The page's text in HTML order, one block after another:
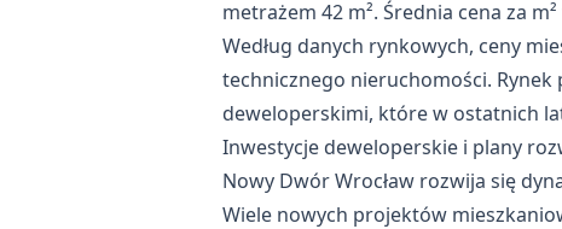
metrażem 42 m². Średnia cena za
Według danych rynkowych, ceny
technicznego nieruchomości.
deweloperskimi, które w ostatnich
Inwestycje deweloperskie i plany
Nowy Dwór Wrocław rozwija się
Wiele nowych projektów